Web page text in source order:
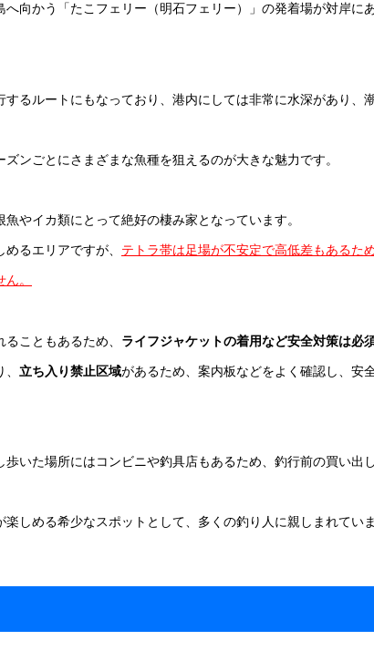
向かう「たこフェリー（明石フェリー）」の発着場が対岸に
るルートにもなっており、港内にしては非常に水深があり、
ンごとにさまざまな魚種を狙えるのが大きな魅力です。
やイカ類にとって絶好の棲み家となっています。
るエリアですが、 テトラ帯は足場が不安定で高低差もあるた
。
こともあるため、 ライフジャケットの着用など安全対策は必
立ち入り禁止区域があるため、案内板などをよく確認し、安
いた場所にはコンビニや釣具店もあるため、釣行前の買い出
しめる希少なスポットとして、多くの釣り人に親しまれていま